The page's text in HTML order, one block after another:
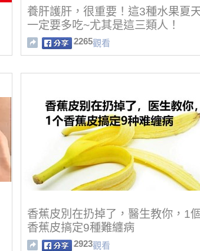
養肝護肝，很重要！這3種水果夏
一定要多吃~尤其是這三類人！
2265觀看
香蕉皮別在扔掉了，醫生教你，1個
香蕉皮搞定9種難纏病
2923觀看